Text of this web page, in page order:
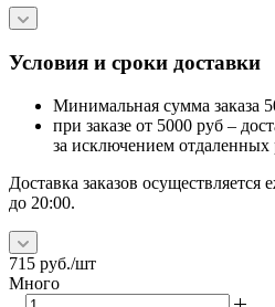
Условия и сроки доставки
Минимальная сумма заказа
при заказе от 5000 руб –
за исключением отдаленных
Доставка заказов
до 20:00.
715 руб./шт
Много